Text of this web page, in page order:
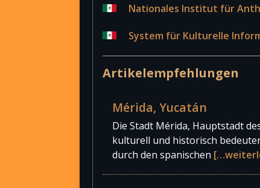
Nationales Institut für
System für Kulturelle
Artikelempfehlungen
Mérida, Yucatán
Die Stadt Mérida, Hauptstadt
kulturell und historisch
durch den spanischen